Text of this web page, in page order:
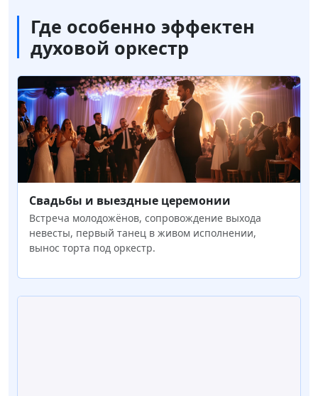
Где особенно эффектен
духовой оркестр
Свадьбы и выездные церемонии
Встреча молодожёнов, сопровождение выхода
невесты, первый танец в живом исполнении,
вынос торта под оркестр.